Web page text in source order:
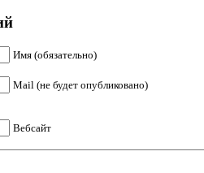
Имя (обязательно)
Mail (не будет опубликовано)
Вебсайт